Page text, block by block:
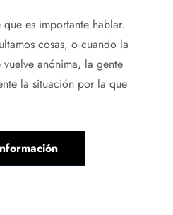
es importante hablar.
cosas, o cuando la
anónima, la gente
la situación por la que